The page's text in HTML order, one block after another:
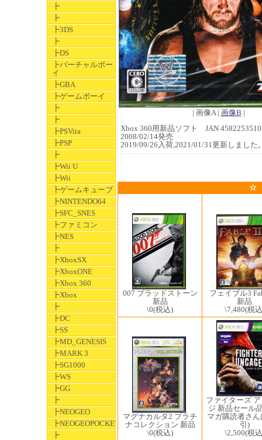
┣
┣
┣3DS
┣
┣DS
┣バーチャルボー
イ
┣GBA
┣ゲームボーイ
┣
┣
┣PSVita
┣PSP
┣
┣Wii U
┣Wii
┣ゲームキューブ
┣NINTENDO64
┣SFC_SNES
┣ファミコン
┣NES
┣
┣XboxSX
┣XboxONE
┣Xbox 360
┣Xbox
┣
┣DC
┣SS
┣MD_GENESIS
┣MARK 3
┣SG1000
┣WS
┣GG
┣
┣NEOGEO
┣NEOGEOPOCKET
┣
| 画像A | 画像B |
Xbox 360用新品ソフト JAN
2008/02/14発売
2019/09/26入荷,2021/01/31更新しました
☆
007 ブラッドストーン
新品
\0(税込)
フェイブル3
新品
\7,480(税
マグナカルタ2 プラチ
ナコレクション 新品
\0(税込)
ファイターズ
ジ 新品セール
マガ購読者さん
引)
\2,500(税